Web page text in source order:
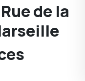
de la